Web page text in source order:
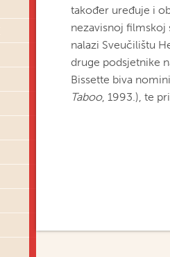
također uređuje i
nezavisnoj
nalazi Sveučilištu
druge podsjetnike
Bissette biva
Taboo, 1993.), te